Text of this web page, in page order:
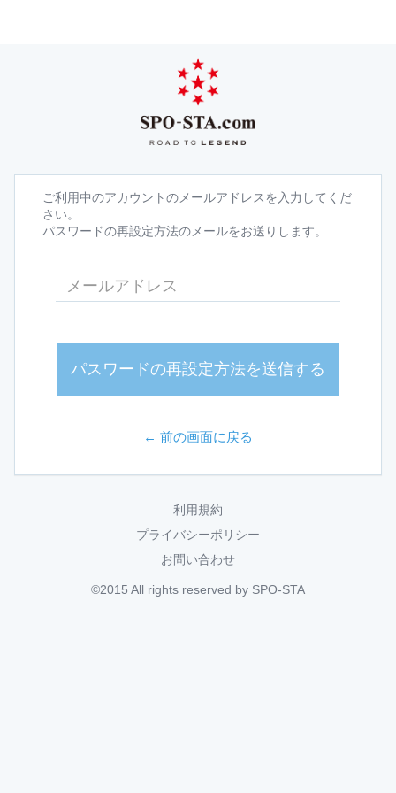
ご利用中のアカウントのメールアドレスを入力してくだ
さい。
パスワードの再設定方法のメールをお送りします。
パスワードの再設定方法を送信する
← 前の画面に戻る
利用規約
プライバシーポリシー
お問い合わせ
©2015 All rights reserved by SPO-STA